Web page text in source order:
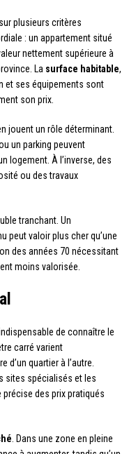
plusieurs critères
: un appartement situé
nettement supérieure à
La surface habitable,
et ses équipements sont
son prix.
jouent un rôle déterminant.
un parking peuvent
logement. À l’inverse, des
ou des travaux
tranchant. Un
peut valoir plus cher qu’une
des années 70 nécessitant
moins valorisée.
de connaître le
carré varient
d’un quartier à l’autre.
sites spécialisés et les
des prix pratiqués
. Dans une zone en pleine